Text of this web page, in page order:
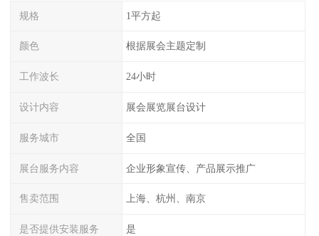
规格 1平方起
颜色 根据展会主题定制
工作波长 24小时
设计内容 展会展览展台设计
服务城市 全国
展台服务内容 企业形象宣传、产品展示推广
售卖范围 上海、杭州、南京
是否提供安装服务 是